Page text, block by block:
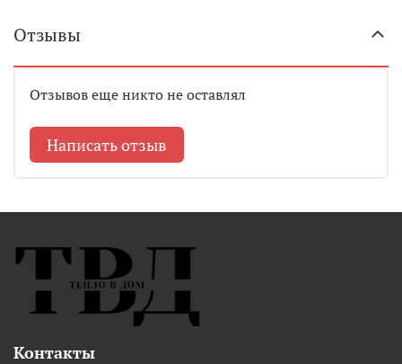
Отзывы
Отзывов еще никто не оставлял
Написать отзыв
Контакты